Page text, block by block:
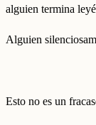
alguien termina
Alguien
Esto no es un